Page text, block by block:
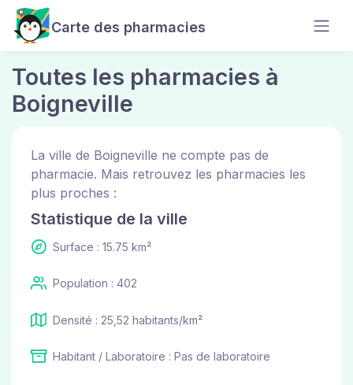
Carte des pharmacies
Toutes les pharmacies à
Boigneville
La ville de Boigneville ne compte pas de
pharmacie. Mais retrouvez les pharmacies les
plus proches :
Statistique de la ville
Surface : 15.75 km²
Population : 402
Densité : 25,52 habitants/km²
Habitant / Laboratoire : Pas de laboratoire